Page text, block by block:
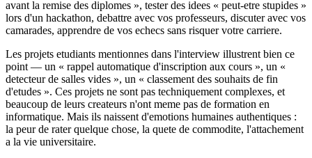
avant la remise des diplomes », tester des idees « peut-etre stupides »
lors d'un hackathon, debattre avec vos professeurs, discuter avec vos
camarades, apprendre de vos echecs sans risquer votre carriere.
Les projets etudiants mentionnes dans l'interview illustrent bien ce
point — un « rappel automatique d'inscription aux cours », un «
detecteur de salles vides », un « classement des souhaits de fin
d'etudes ». Ces projets ne sont pas techniquement complexes, et
beaucoup de leurs createurs n'ont meme pas de formation en
informatique. Mais ils naissent d'emotions humaines authentiques :
la peur de rater quelque chose, la quete de commodite, l'attachement
a la vie universitaire.